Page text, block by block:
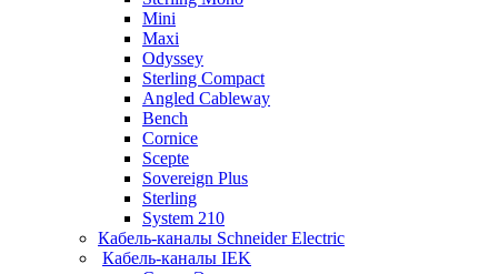
Mini
Maxi
Odyssey
Sterling Compact
Angled Cableway
Bench
Cornice
Scepte
Sovereign Plus
Sterling
System 210
Кабель-каналы Schneider Electric
Кабель-каналы IEK